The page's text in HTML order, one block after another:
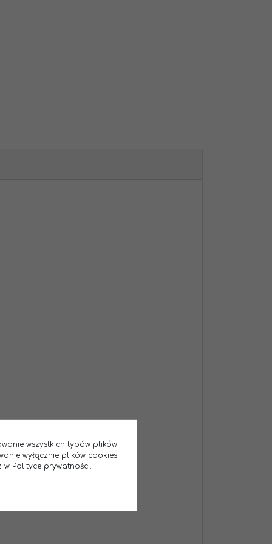
wszystkich typów plików
wyłącznie plików cookies
Polityce prywatności.